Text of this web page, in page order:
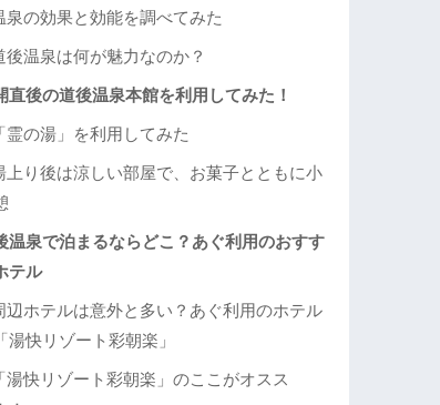
泉の効果と効能を調べてみた
後温泉は何が魅力なのか？
直後の道後温泉本館を利用してみた！
「霊の湯」を利用してみた
上り後は涼しい部屋で、お菓子とともに小
温泉で泊まるならどこ？あぐ利用のおすす
テル
辺ホテルは意外と多い？あぐ利用のホテル
湯快リゾート彩朝楽」
「湯快リゾート彩朝楽」のここがオスス